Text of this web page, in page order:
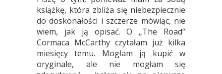
książkę, która zbliża się niebezpiecznie
do doskonałości i szczerze mówiąc, nie
wiem, jak ją opisać. O „The Road”
Cormaca McCarthy czytałam już kilka
miesięcy temu. Mogłam ją kupić w
oryginale, ale nie mogłam się